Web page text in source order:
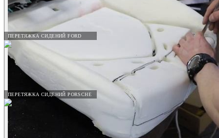
ПЕРЕТЯЖКА СИДЕНИЙ FORD
ПЕРЕТЯЖКА СИДЕНИЙ PORSCHE